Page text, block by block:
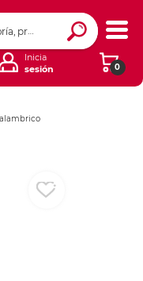
0
Inicia
sesión
Ingresar Codigo